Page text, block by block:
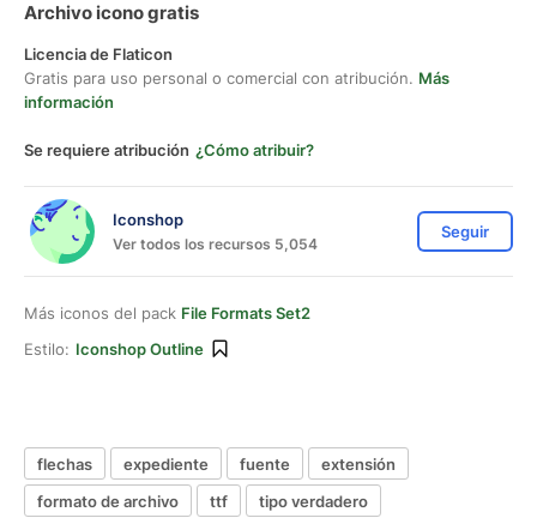
Archivo icono gratis
Licencia de Flaticon
Gratis para uso personal o comercial con atribución. Más
información
Se requiere atribución ¿Cómo atribuir?
Iconshop
Ver todos los recursos 5,054
Seguir
Más iconos del pack File Formats Set2
Estilo: Iconshop Outline
flechas expediente fuente
extensión
formato de archivo
ttf tipo verdadero